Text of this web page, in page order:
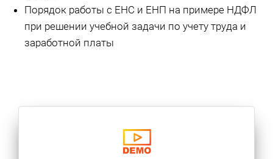
Порядок работы с ЕНС и ЕНП на примере НДФЛ
при решении учебной задачи по учету труда и
заработной платы